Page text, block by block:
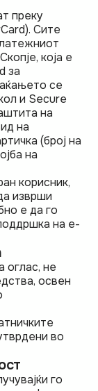
преку
Сите
која е
за
се
и Secure
на
на
(број на
на
корисник,
изврши
е да го
на е-
оглас, не
освен
во
го